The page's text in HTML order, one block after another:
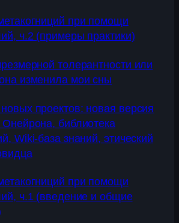
при помощи
ч.2 (примеры практики)
толерантности или
изменила мои сны
проектов: новая версия
Онейрона, библиотека
Wiki-база знаний, этический
при помощи
ч.1 (введение и общие